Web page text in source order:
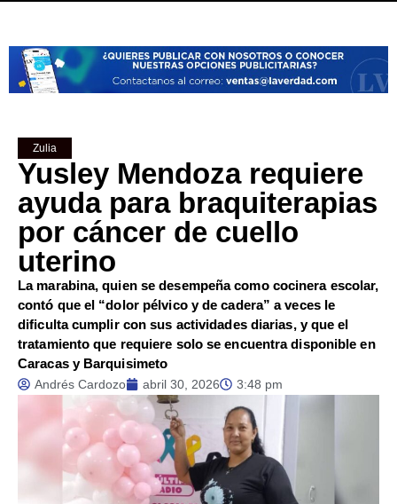
Zulia
Yusley Mendoza requiere
ayuda para braquiterapias
por cáncer de cuello
uterino
La marabina, quien se desempeña como cocinera escolar,
contó que el “dolor pélvico y de cadera” a veces le
dificulta cumplir con sus actividades diarias, y que el
tratamiento que requiere solo se encuentra disponible en
Caracas y Barquisimeto
Andrés Cardozo abril 30, 2026 3:48 pm